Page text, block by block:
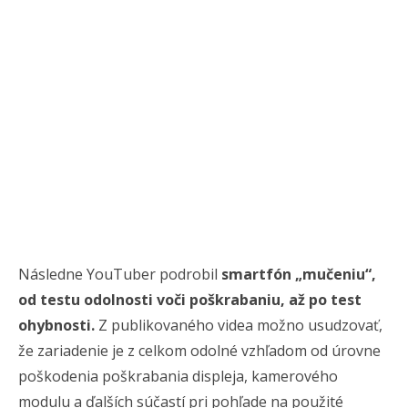
Následne YouTuber podrobil smartfón „mučeniu“,
od testu odolnosti voči poškrabaniu, až po test
ohybnosti. Z publikovaného videa možno usudzovať,
že zariadenie je z celkom odolné vzhľadom od úrovne
poškodenia poškrabania displeja, kamerového
modulu a ďalších súčastí pri pohľade na použité